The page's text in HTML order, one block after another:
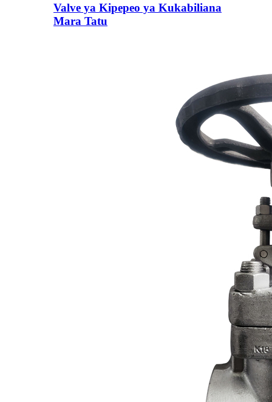
Valve ya Kipepeo ya Kukabiliana
Mara Tatu